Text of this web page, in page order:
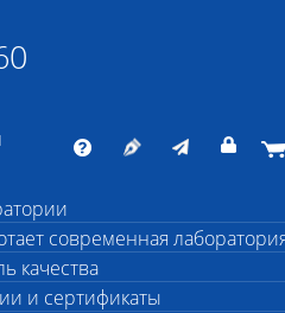
БИО
лаборатория
современная
качества
и сертификаты